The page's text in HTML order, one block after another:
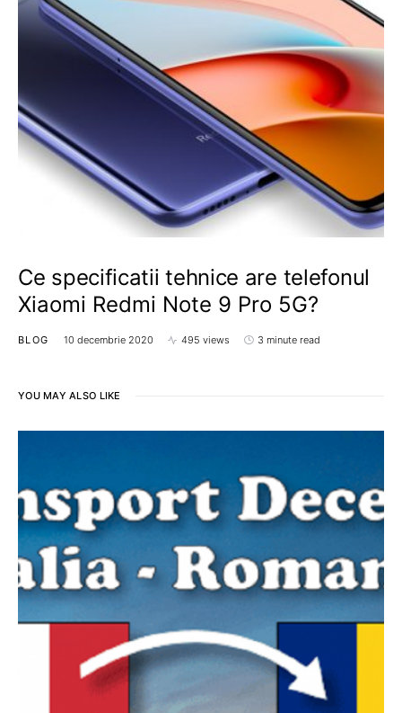
Ce specificatii tehnice are telefonul
Xiaomi Redmi Note 9 Pro 5G?
BLOG 10 decembrie 2020 495 views 3 minute read
YOU MAY ALSO LIKE